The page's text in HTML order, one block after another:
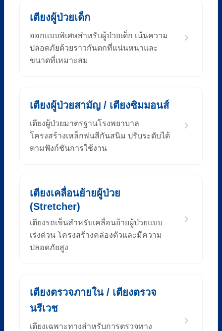
เตียงผู้ป่วยเด็ก
ออกแบบพิเศษสำหรับผู้ป่วยเด็ก เน้นความ
ปลอดภัยด้วยราวกันตกที่แน่นหนาและ
ขนาดที่เหมาะสม
เตียงผู้ป่วยสามัญ / เตียงซิมมอนส์
เตียงผู้ป่วยมาตรฐานโรงพยาบาล
โครงสร้างเหล็กพ่นสีกันสนิม ปรับระดับได้
ตามฟังก์ชันการใช้งาน
เตียงเคลื่อนย้ายผู้ป่วย
(Stretcher)
เตียงรถเข็นสำหรับเคลื่อนย้ายผู้ป่วยแบบ
เร่งด่วน โครงสร้างคล่องตัวและมีความ
ปลอดภัยสูง
เตียงตรวจภายใน / เตียงตรวจ
นรีเวช
เตียงเฉพาะทางสำหรับการตรวจทาง